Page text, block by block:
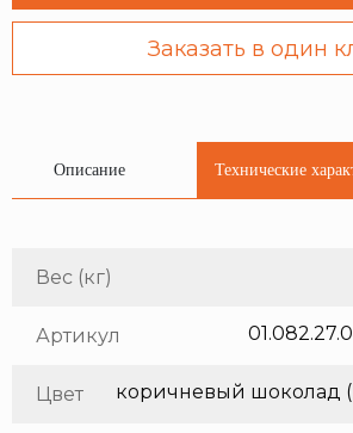
Заказать в один
Описание Технические
Вес (кг)
Артикул
Цвет коричневый шоколад